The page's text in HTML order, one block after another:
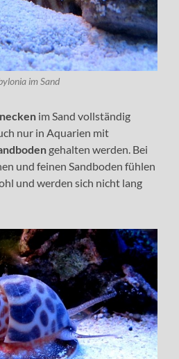
im Sand
im Sand vollständig
nur in Aquarien mit
gehalten werden. Bei
und feinen Sandboden fühlen
und werden sich nicht lang